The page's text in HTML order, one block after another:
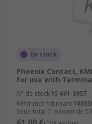
En stock
Phoenix Contact,
for use with
N° de stock RS 661-8957
Référence fabricant
Sous-total (1 paquet de